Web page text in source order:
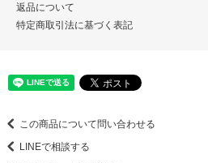
返品について
特定商取引法に基づく表記
この商品について問い合わせる
LINEで相談する